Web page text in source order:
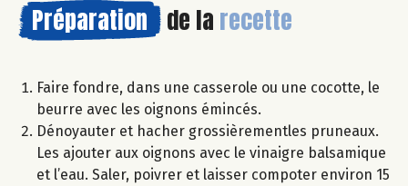
Préparation de la recette
Faire fondre, dans une casserole ou une cocotte, le
beurre avec les oignons émincés.
Dénoyauter et hacher grossièrementles pruneaux.
Les ajouter aux oignons avec le vinaigre balsamique
et l’eau. Saler, poivrer et laisser compoter environ 15